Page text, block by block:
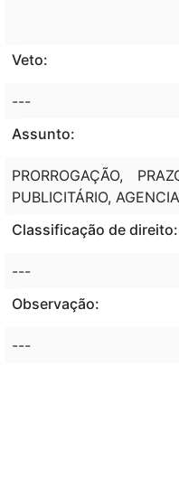
Veto:
---
Assunto:
PRORROGAÇÃO,
PUBLICITÁRIO,
Classificação de direito:
---
Observação:
---